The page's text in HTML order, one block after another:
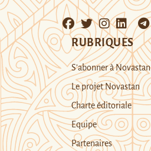
RUBRIQUES
S’abonner à Novastan
Le projet Novastan
Charte éditoriale
Equipe
Partenaires